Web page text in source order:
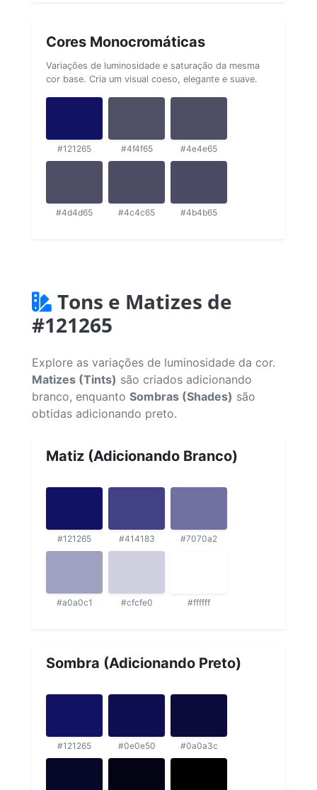
Cores Monocromáticas
Variações de luminosidade e saturação da mesma
cor base. Cria um visual coeso, elegante e suave.
#121265 #4f4f65 #4e4e65
#4d4d65 #4c4c65 #4b4b65
Tons e Matizes de
#121265
Explore as variações de luminosidade da cor.
Matizes (Tints) são criados adicionando
branco, enquanto Sombras (Shades) são
obtidas adicionando preto.
Matiz (Adicionando Branco)
#121265 #414183 #7070a2
#a0a0c1 #cfcfe0 #ffffff
Sombra (Adicionando Preto)
#121265 #0e0e50 #0a0a3c